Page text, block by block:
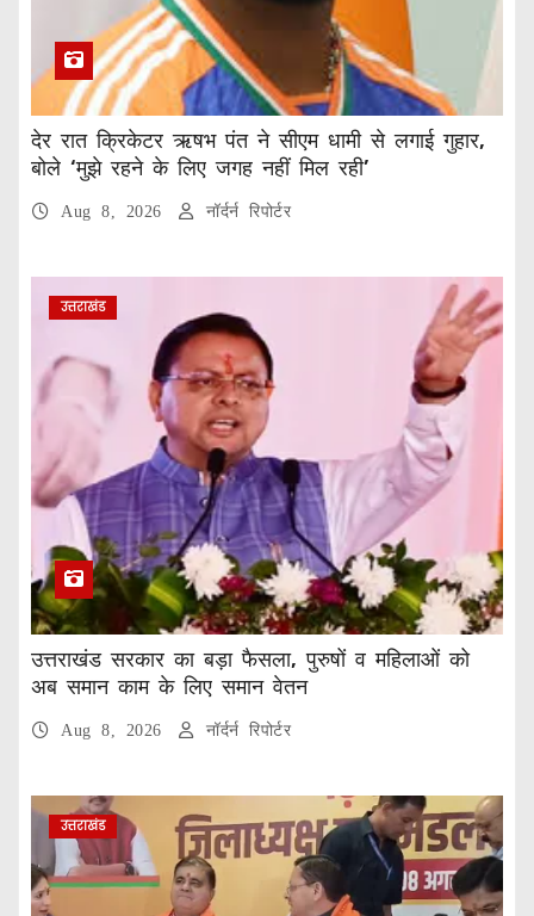
देर रात क्रिकेटर ऋषभ पंत ने सीएम धामी से लगाई गुहार,
बोले ‘मुझे रहने के लिए जगह नहीं मिल रही’
Aug 8, 2026 नॉर्दर्न रिपोर्टर
उत्तराखंड
उत्तराखंड सरकार का बड़ा फैसला, पुरुषों व महिलाओं को
अब समान काम के लिए समान वेतन
Aug 8, 2026 नॉर्दर्न रिपोर्टर
उत्तराखंड